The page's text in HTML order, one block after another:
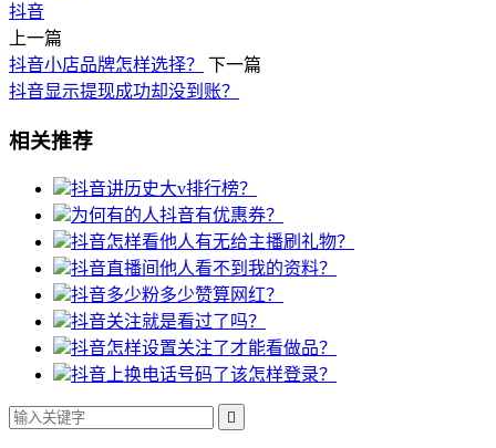
抖音
上一篇
抖音小店品牌怎样选择？
下一篇
抖音显示提现成功却没到账？
相关推荐
抖音讲历史大v排行榜？
为何有的人抖音有优惠券？
抖音怎样看他人有无给主播刷礼物？
抖音直播间他人看不到我的资料？
抖音多少粉多少赞算网红？
抖音关注就是看过了吗？
抖音怎样设置关注了才能看做品？
抖音上换电话号码了该怎样登录？
